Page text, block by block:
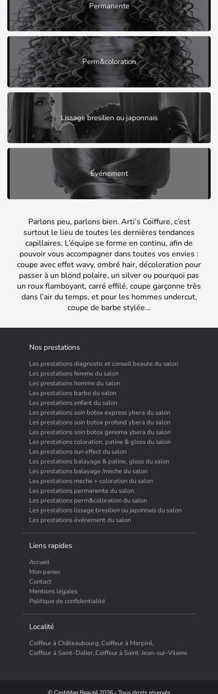
Permanente
Perm&coloration
Lissage bresilien ou japonnais
Événement
Parlons peu, parlons bien. Arti’s Coiffure, c’est
surtout le lieu de toutes les dernières tendances
capillaires. L’équipe se forme en continu, afin de
pouvoir vous accompagner dans toutes vos envies :
coupe avec effet wavy, ombré hair, décoloration pour
passer à un blond polaire, un silver ou pourquoi pas
un roux flamboyant, carré effilé, coupe garçonne très
dans l’air du temps, et pour les hommes undercut,
coupe de barbe stylée…
Nos prestations
Les prestations diagnostic et conseil beaute du salon
Les prestations femme du salon
Les prestations homme du salon
Les prestations barbe du salon
Les prestations enfant du salon
Les prestations soin botox express ybera du salon
Les prestations soin botox profond ybera du salon
Les prestations soin botox genoma ybera du salon
Les prestations coloration, patine & gloss du salon
Les prestations sun effect du salon
Les prestations balayage & patine, gloss du salon
Les prestations balayage /meche du salon
Les prestations meche + coloration du salon
Les prestations permanente du salon
Les prestations perm&coloration du salon
Les prestations lissage bresilien ou japonnais du salon
Les prestations événement du salon
Liens rapides
Accueil
Mon panier
Contact
Mentions légales
Politique de confidentialité
Localité
Coiffeur à Châteaubourg, Coiffeur à Marpiré,
Coiffeur à Saint-Didier, Coiffeur à Saint-Jean-sur-Vilaine